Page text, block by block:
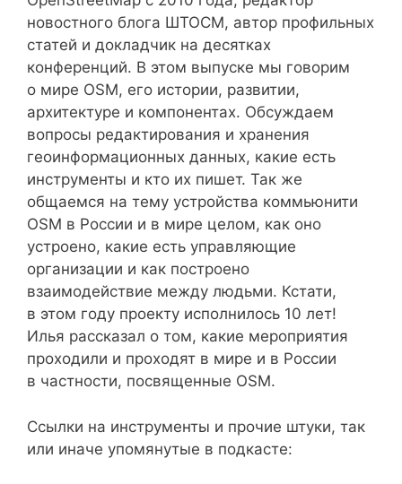
новостного блога ШТОСМ, автор профильных
статей и докладчик на десятках
конференций. В этом выпуске мы говорим
о мире OSM, его истории, развитии,
архитектуре и компонентах. Обсуждаем
вопросы редактирования и хранения
геоинформационных данных, какие есть
инструменты и кто их пишет. Так же
общаемся на тему устройства коммьюнити
OSM в России и в мире целом, как оно
устроено, какие есть управляющие
организации и как построено
взаимодействие между людьми. Кстати,
в этом году проекту исполнилось 10 лет!
Илья рассказал о том, какие мероприятия
проходили и проходят в мире и в России
в частности, посвященные OSM.
Ссылки на инструменты и прочие штуки, так
или иначе упомянутые в подкасте: